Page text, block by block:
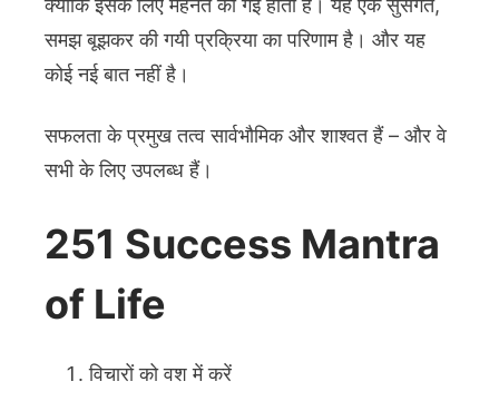
क्योंकि इसके लिए मेहनत की गई होती है। यह एक सुसंगत,
समझ बूझकर की गयी प्रक्रिया का परिणाम है। और यह
कोई नई बात नहीं है।
सफलता के प्रमुख तत्व सार्वभौमिक और शाश्वत हैं – और वे
सभी के लिए उपलब्ध हैं।
251 Success Mantra
of Life
विचारों को वश में करें